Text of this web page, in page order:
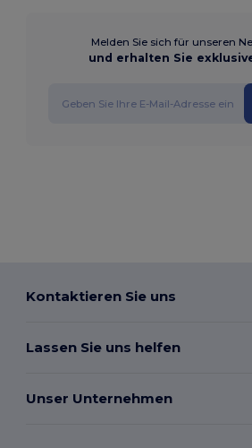
Melden Sie sich für unseren
und erhalten Sie
Kontaktieren Sie uns
Lassen Sie uns helfen
Unser Unternehmen